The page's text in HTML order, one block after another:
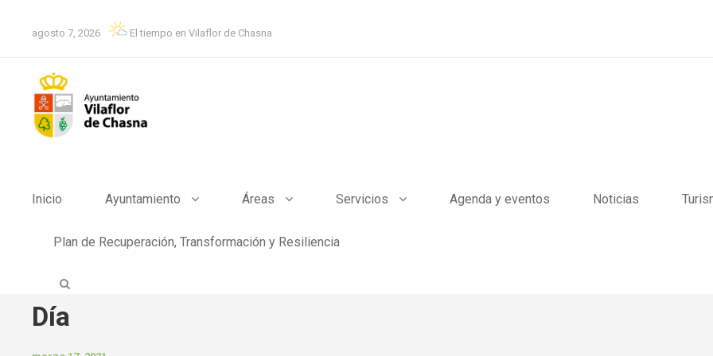
agosto 7, 2026 El tiempo en Vilaflor de Chasna
Inicio Ayuntamiento Áreas Servicios Agenda y eventos Noticias
Plan de Recuperación, Transformación y Resiliencia
Día